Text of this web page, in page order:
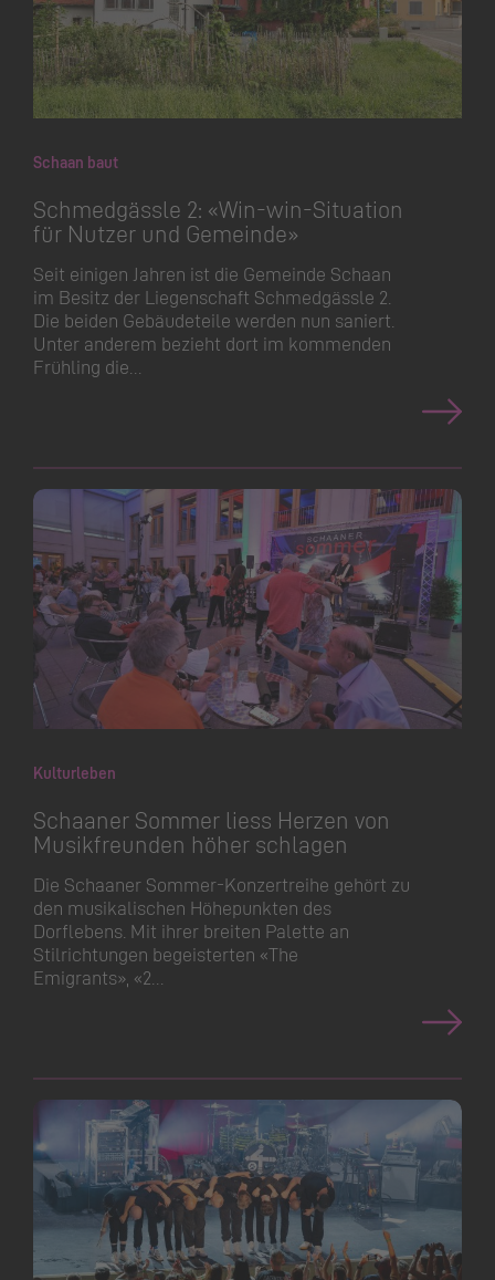
Schaan baut
Schmedgässle 2: «Win-win-Situation
für Nutzer und Gemeinde»
Seit einigen Jahren ist die Gemeinde Schaan
im Besitz der Liegenschaft Schmedgässle 2.
Die beiden Gebäudeteile werden nun saniert.
Unter anderem bezieht dort im kommenden
Frühling die…
Kulturleben
Schaaner Sommer liess Herzen von
Musikfreunden höher schlagen
Die Schaaner Sommer-Konzertreihe gehört zu
den musikalischen Höhepunkten des
Dorflebens. Mit ihrer breiten Palette an
Stilrichtungen begeisterten «The
Emigrants», «2…